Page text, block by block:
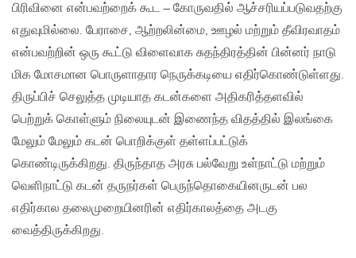
பிரிவினை என்பவற்றைக் கூட – கோருவதில் ஆச்சரியப்படுவதற்கு
எதுவுமில்லை. பேராசை, ஆற்றலின்மை, ஊழல் மற்றும் தீவிரவாதம்
என்பவற்றின் ஒரு கூட்டு விளைவாக சுதந்திரத்தின் பின்னர் நாடு
மிக மோசமான பொருளாதார நெருக்கடியை எதிர்கொண்டுள்ளது.
திருப்பிச் செலுத்த முடியாத கடன்களை அதிகரித்தளவில்
பெற்றுக் கொள்ளும் நிலையுடன் இணைந்த விதத்தில் இலங்கை
மேலும் மேலும் கடன் பொறிக்குள் தள்ளப்பட்டுக்
கொண்டிருக்கிறது. திருந்தாத அரசு பல்வேறு உள்நாட்டு மற்றும்
வெளிநாட்டு கடன் தருநர்கள் பெருந்தொகையினருடன் பல
எதிர்கால தலைமுறையினரின் எதிர்காலத்தை அடகு
வைத்திருக்கிறது.